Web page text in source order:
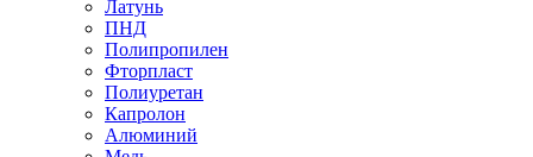
Латунь
ПНД
Полипропилен
Фторпласт
Полиуретан
Капролон
Алюминий